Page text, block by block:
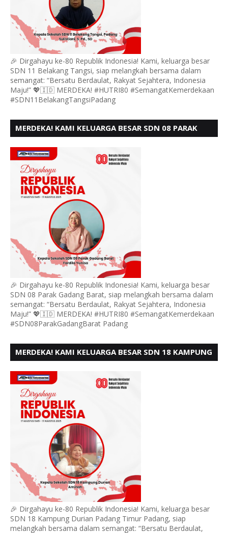
🎉 Dirgahayu ke-80 Republik Indonesia! Kami, keluarga besar
SDN 11 Belakang Tangsi, siap melangkah bersama dalam
semangat: “Bersatu Berdaulat, Rakyat Sejahtera, Indonesia
Maju!” 💖🇮🇩 MERDEKA! #HUTRI80 #SemangatKemerdekaan
#SDN11BelakangTangsiPadang
MERDEKA! KAMI KELUARGA BESAR SDN 08 PARAK
- 80,
🎉 Dirgahayu ke-80 Republik Indonesia! Kami, keluarga besar
SDN 08 Parak Gadang Barat, siap melangkah bersama dalam
semangat: “Bersatu Berdaulat, Rakyat Sejahtera, Indonesia
Maju!” 💖🇮🇩 MERDEKA! #HUTRI80 #SemangatKemerdekaan
#SDN08ParakGadangBarat Padang
MERDEKA! KAMI KELUARGA BESAR SDN 18 KAMPUNG
🎉 Dirgahayu ke-80 Republik Indonesia! Kami, keluarga besar
SDN 18 Kampung Durian Padang Timur Padang, siap
melangkah bersama dalam semangat: “Bersatu Berdaulat,